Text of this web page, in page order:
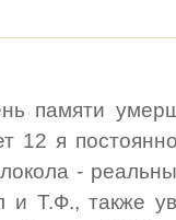
памяти
12 я
-
Т.Ф., также